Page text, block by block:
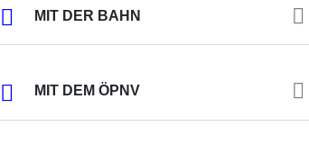
MIT DER BAHN
MIT DEM ÖPNV